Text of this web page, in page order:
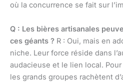
où la concurrence se fait sur
Q : Les bières artisanales
ces géants ? R : Oui, mais en
niche. Leur force réside dans
audacieuse et le lien local.
les grands groupes rachètent